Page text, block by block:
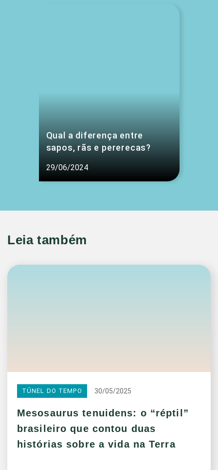
Qual a diferença entre
sapos, rãs e pererecas?
29/06/2024
Leia também
TÚNEL DO TEMPO 30/05/2025
Mesosaurus tenuidens: o “réptil”
brasileiro que contou duas
histórias sobre a vida na Terra